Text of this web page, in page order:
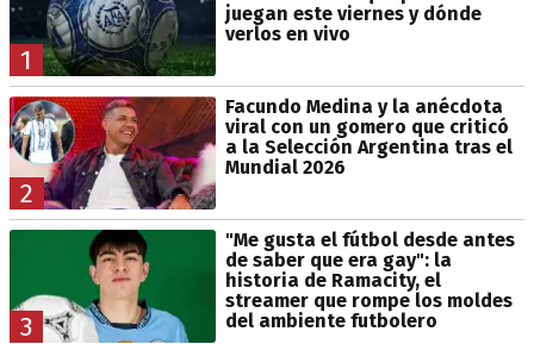
1
juegan este viernes y dónde
verlos en vivo
2
Facundo Medina y la anécdota
viral con un gomero que criticó
a la Selección Argentina tras el
Mundial 2026
3
"Me gusta el fútbol desde antes
de saber que era gay": la
historia de Ramacity, el
streamer que rompe los moldes
del ambiente futbolero